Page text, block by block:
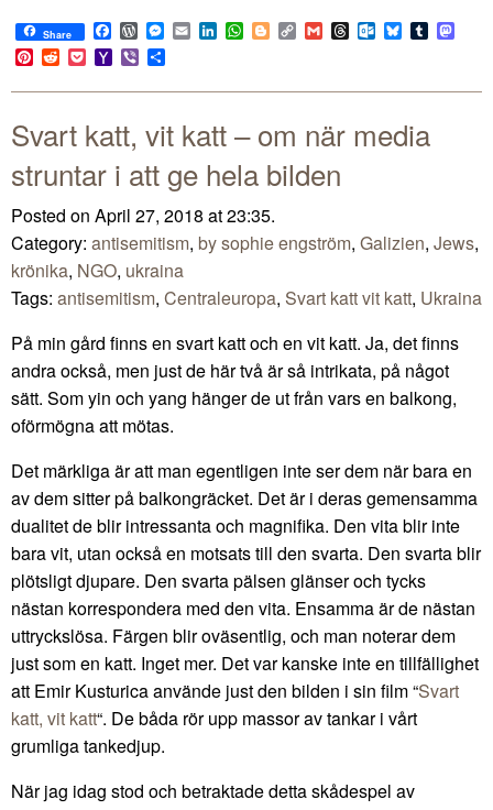
Share Facebook
WordPress
Messenger
EmailLinkedIn
WhatsApp
BloggerCopy
Link
GmailThreadsOutlook.com
BlueskyTumblr
Pinterest
RedditPocketYahoo
Mail
Viber
Svart katt, vit katt – om när media
struntar i att ge hela bilden
Posted on April 27, 2018 at 23:35.
Category: antisemitism, by sophie engström, Galizien, Jews,
krönika, NGO, ukraina
Tags: antisemitism, Centraleuropa, Svart katt vit katt, Ukraina
På min gård finns en svart katt och en vit katt. Ja, det finns
andra också, men just de här två är så intrikata, på något
sätt. Som yin och yang hänger de ut från vars en balkong,
oförmögna att mötas.
Det märkliga är att man egentligen inte ser dem när bara en
av dem sitter på balkongräcket. Det är i deras gemensamma
dualitet de blir intressanta och magnifika. Den vita blir inte
bara vit, utan också en motsats till den svarta. Den svarta blir
plötsligt djupare. Den svarta pälsen glänser och tycks
nästan korrespondera med den vita. Ensamma är de nästan
uttryckslösa. Färgen blir oväsentlig, och man noterar dem
just som en katt. Inget mer. Det var kanske inte en tillfällighet
att Emir Kusturica använde just den bilden i sin film “Svart
katt, vit katt“. De båda rör upp massor av tankar i vårt
grumliga tankedjup.
När jag idag stod och betraktade detta skådespel av